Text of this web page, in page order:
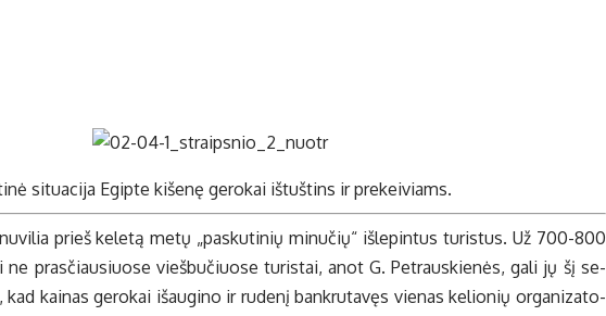
si­tu­a­ci­ja Egip­te ki­še­nę ge­ro­kai iš­tuš­tins ir pre­kei­viams.
prieš ke­le­tą me­tų „pas­ku­ti­nių mi­nu­čių“ iš­le­pin­tus tu­ris­tus. Už 700-800
pras­čiau­siuo­se vieš­bu­čiuo­se tu­ris­tai, anot G. Pet­raus­kie­nės, ga­li jų šį se­
kad kai­nas ge­ro­kai iš­au­gi­no ir ru­de­nį ban­kru­ta­vęs vie­nas ke­lio­nių or­ga­ni­za­to­